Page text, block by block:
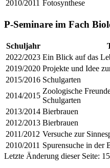
2010/2011 Fotosynthese
P-Seminare im Fach
Schuljahr
2022/2023 Ein Blick auf das
2019/2020 Projekte und Idee
2015/2016 Schulgarten
2014/2015
Zoologische
Schulgarten
2013/2014 Bierbrauen
2012/2013 Bierbrauen
2011/2012 Versuche zur
2010/2011 Spurensuche in der
Letzte Änderung dieser Seite: